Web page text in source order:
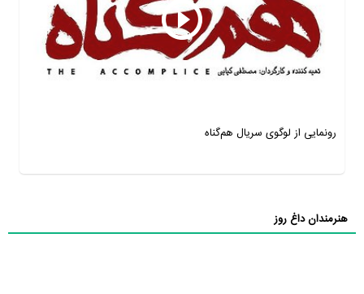
رونمایی از لوگوی سریال هم‌گناه
هنرمندان داغ روز